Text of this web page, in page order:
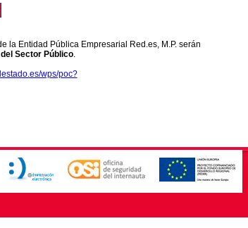
la Entidad Pública Empresarial Red.es, M.P. serán
Sector Público.
wps/poc?